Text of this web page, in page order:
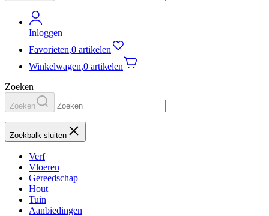
Inloggen
Favorieten,0 artikelen
Winkelwagen,0 artikelen
Zoeken
Zoeken
Zoekbalk sluiten
Verf
Vloeren
Gereedschap
Hout
Tuin
Aanbiedingen